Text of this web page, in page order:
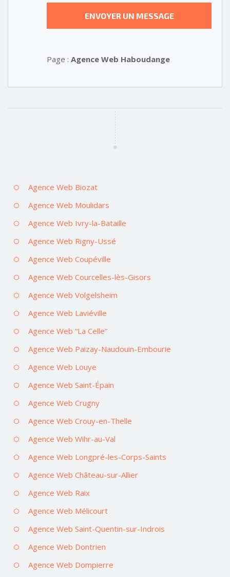
Page : Agence Web Haboudange
Agence Web Biozat
Agence Web Moulidars
Agence Web Ivry-la-Bataille
Agence Web Rigny-Ussé
Agence Web Coupéville
Agence Web Courcelles-lès-Gisors
Agence Web Volgelsheim
Agence Web Laviéville
Agence Web “La Celle”
Agence Web Paizay-Naudouin-Embourie
Agence Web Louye
Agence Web Saint-Épain
Agence Web Crugny
Agence Web Crouy-en-Thelle
Agence Web Wihr-au-Val
Agence Web Longpré-les-Corps-Saints
Agence Web Château-sur-Allier
Agence Web Raix
Agence Web Mélicourt
Agence Web Saint-Quentin-sur-Indrois
Agence Web Dontrien
Agence Web Dompierre